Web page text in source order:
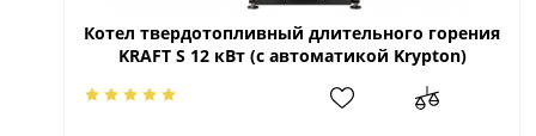
Котел твердотопливный длительного горения
KRAFT S 12 кВт (с автоматикой Krypton)